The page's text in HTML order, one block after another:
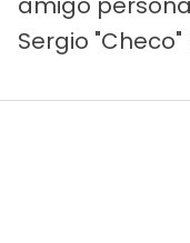
Sergio "Checo"